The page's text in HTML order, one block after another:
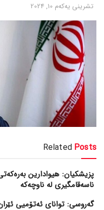
تشرینی یه‌كه‌م 10, 2024
Related Posts
پزیشکیان: هیوادارین
ناسەقامگیری لە ناوچەکە
گەروسی: توانای ئەتۆمیی